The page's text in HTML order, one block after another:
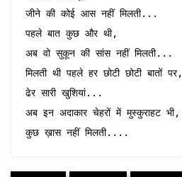
जीने की कोई आस नहीं मिलती...
पहले बात कुछ और थी,
अब वो सुकून की सांस नहीं मिलती...
मिलती थी पहले हर छोटी छोटी बातों पर,
ढेर सारी खुशियां...
अब इन अदाकार चेहरों में मुस्कुराहट भी,
कुछ ख़ास नहीं मिलती....